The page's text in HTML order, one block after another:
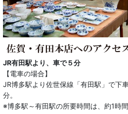
JR有田駅より、車で５分
【電車の場合】
JR博多駅より佐世保線「有田駅」で下
分。
※博多駅～有田駅の所要時間は、約1時